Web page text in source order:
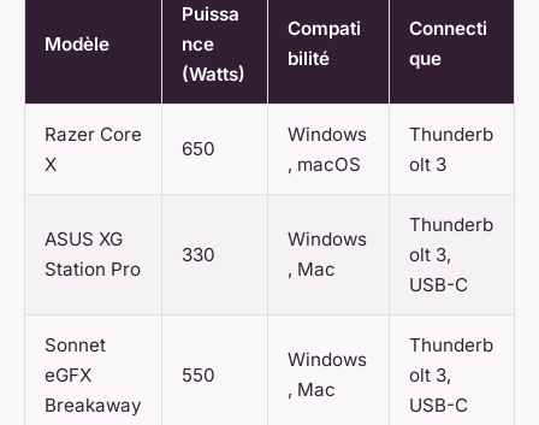
Modèle
Puissa
nce
(Watts)
Compati
bilité
Connecti
que
Razer Core
X
650
Windows
, macOS
Thunderb
olt 3
ASUS XG
Station Pro
330
Windows
, Mac
Thunderb
olt 3,
USB-C
Sonnet
eGFX
Breakaway
550
Windows
, Mac
Thunderb
olt 3,
USB-C